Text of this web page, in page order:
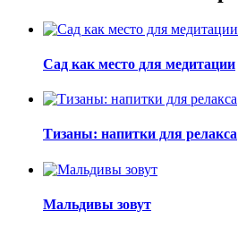
Сад как место для медитации
Тизаны: напитки для релакса
Мальдивы зовут